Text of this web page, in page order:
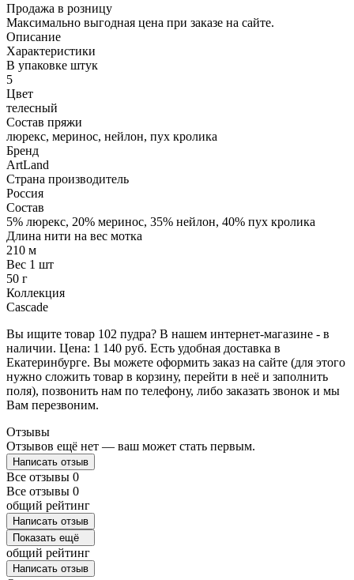
Продажа в розницу
Максимально выгодная цена при заказе на сайте.
Описание
Характеристики
В упаковке штук
5
Цвет
телесный
Состав пряжи
люрекс, меринос, нейлон, пух кролика
Бренд
ArtLand
Страна производитель
Россия
Состав
5% люрекс, 20% меринос, 35% нейлон, 40% пух кролика
Длина нити на вес мотка
210 м
Вес 1 шт
50 г
Коллекция
Cascade
Вы ищите товар 102 пудра? В нашем интернет-магазине - в
наличии. Цена: 1 140 руб. Есть удобная доставка в
Екатеринбурге. Вы можете оформить заказ на сайте (для этого
нужно сложить товар в корзину, перейти в неё и заполнить
поля), позвонить нам по телефону, либо заказать звонок и мы
Вам перезвоним.
Отзывы
Отзывов ещё нет — ваш может стать первым.
Написать отзыв
Все отзывы 0
Все отзывы 0
общий рейтинг
Написать отзыв
Показать ещё
общий рейтинг
Написать отзыв